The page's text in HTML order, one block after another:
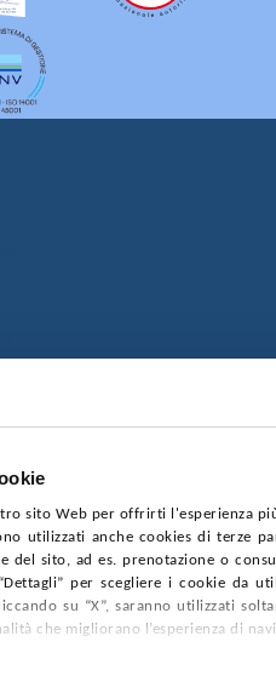
sito Web per offrirti l'esperienza
utilizzati anche cookies di terze
del sito, ad es. prenotazione o
per scegliere i cookie da
su “X”, saranno utilizzati
che migliorano l’esperienza di
COOKIE POLICY
per i Trapianti e Terapie ad Alta